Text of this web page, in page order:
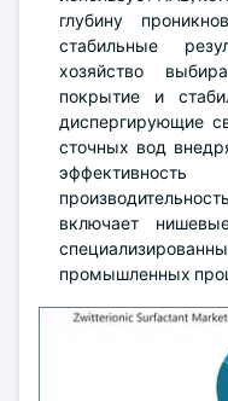
глубину
стабильные
хозяйство
покрытие и
диспергирующие
сточных вод
включает
промышленных